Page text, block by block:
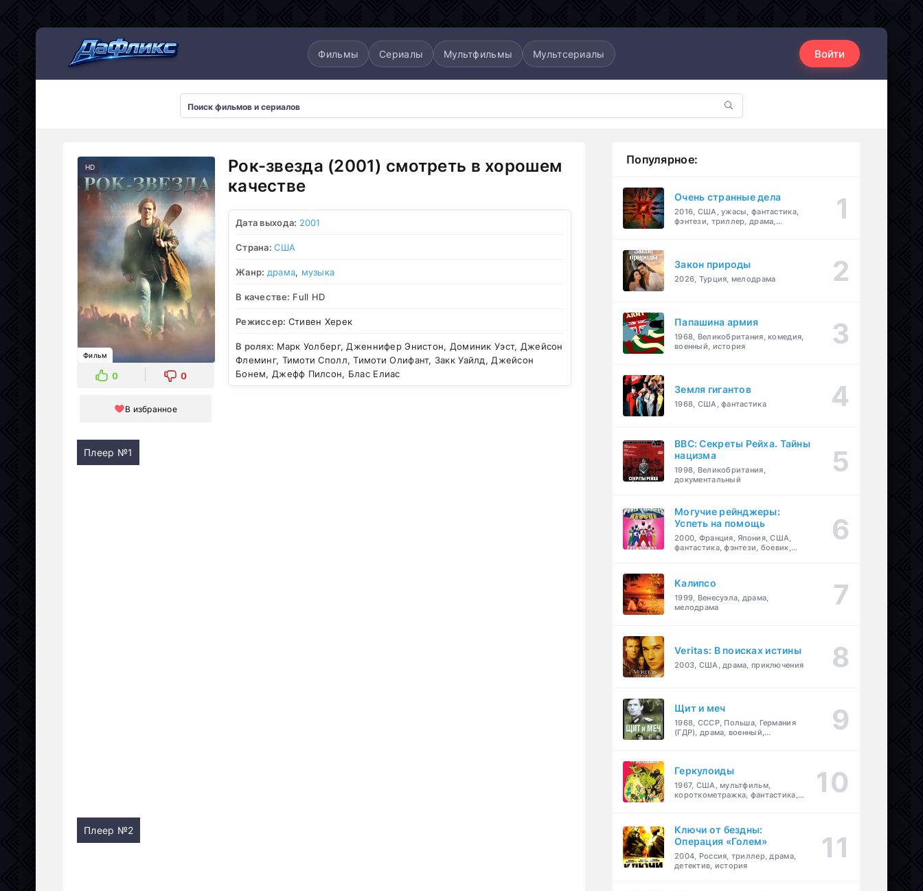
Фильмы Сериалы Мультфильмы Мультсериалы Войти
HD
Фильм
0 0
В избранное
Рок-звезда (2001) смотреть в хорошем
качестве
Дата выхода: 2001
Страна:США
Жанр: драма, музыка
В качестве: Full HD
Режиссер: Стивен Херек
В ролях: Марк Уолберг, Дженнифер Энистон, Доминик Уэст, Джейсон
Флеминг, Тимоти Сполл, Тимоти Олифант, Закк Уайлд, Джейсон
Бонем, Джефф Пилсон, Блас Елиас
Плеер №1
Плеер №2
Популярное:
Очень странные дела
2016, США, ужасы, фантастика,
фэнтези, триллер, драма,
Закон природы
2026, Турция, мелодрама
Папашина армия
1968, Великобритания, комедия,
военный, история
Земля гигантов
1968, США, фантастика
BBC: Секреты Рейха. Тайны
нацизма
1998, Великобритания,
документальный
Могучие рейнджеры:
Успеть на помощь
2000, Франция, Япония, США,
фантастика, фэнтези, боевик,
Калипсо
1999, Венесуэла, драма,
мелодрама
Veritas: В поисках истины
2003, США, драма, приключения
Щит и меч
1968, СССР, Польша, Германия
(ГДР), драма, военный,
Геркулоиды
1967, США, мультфильм,
короткометражка, фантастика,
Ключи от бездны:
Операция «Голем»
2004, Россия, триллер, драма,
детектив, история
Мультсериалы